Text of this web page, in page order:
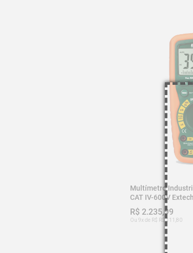
- Dimensões: 184 × 83 × 57 mm (7,25 × 3,25
- Display: LCD segmentado com 40.000
Multímetro
CAT IV-600V
R$ 2.235,99
Ou 9x de R$ R$ 111,80